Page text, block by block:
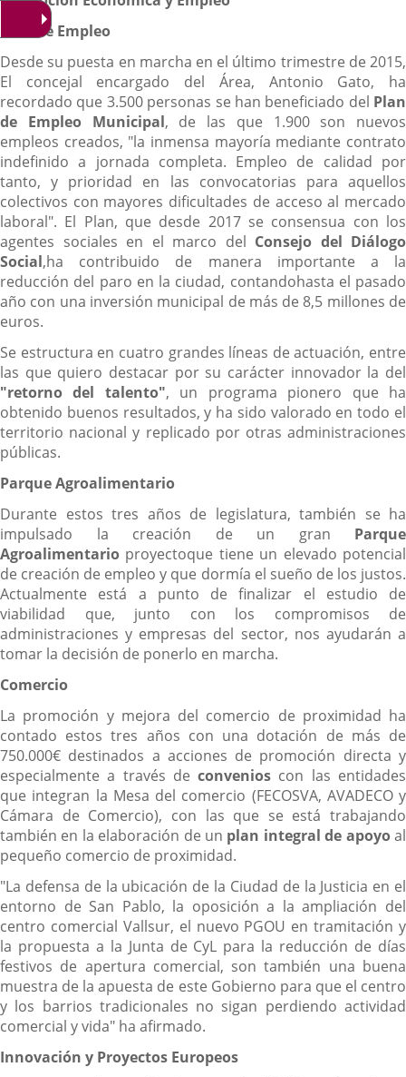
Plan de Empleo
Desde su puesta en marcha en el último trimestre de 2015,
El concejal encargado del Área, Antonio Gato, ha
recordado que 3.500 personas se han beneficiado del Plan
de Empleo Municipal, de las que 1.900 son nuevos
empleos creados, "la inmensa mayoría mediante contrato
indefinido a jornada completa. Empleo de calidad por
tanto, y prioridad en las convocatorias para aquellos
colectivos con mayores dificultades de acceso al mercado
laboral". El Plan, que desde 2017 se consensua con los
agentes sociales en el marco del Consejo del Diálogo
Social,ha contribuido de manera importante a la
reducción del paro en la ciudad, contandohasta el pasado
año con una inversión municipal de más de 8,5 millones de
euros.
Se estructura en cuatro grandes líneas de actuación, entre
las que quiero destacar por su carácter innovador la del
"retorno del talento", un programa pionero que ha
obtenido buenos resultados, y ha sido valorado en todo el
territorio nacional y replicado por otras administraciones
públicas.
Parque Agroalimentario
Durante estos tres años de legislatura, también se ha
impulsado la creación de un gran Parque
Agroalimentario proyectoque tiene un elevado potencial
de creación de empleo y que dormía el sueño de los justos.
Actualmente está a punto de finalizar el estudio de
viabilidad que, junto con los compromisos de
administraciones y empresas del sector, nos ayudarán a
tomar la decisión de ponerlo en marcha.
Comercio
La promoción y mejora del comercio de proximidad ha
contado estos tres años con una dotación de más de
750.000€ destinados a acciones de promoción directa y
especialmente a través deconvenios con las entidades
que integran la Mesa del comercio (FECOSVA, AVADECO y
Cámara de Comercio), con las que se está trabajando
también en la elaboración de un plan integral de apoyoal
pequeño comercio de proximidad.
"La defensa de la ubicación de la Ciudad de la Justicia en el
entorno de San Pablo, la oposición a la ampliación del
centro comercial Vallsur, el nuevo PGOU en tramitación y
la propuesta a la Junta de CyL para la reducción de días
festivos de apertura comercial, son también una buena
muestra de la apuesta de este Gobierno para que el centro
y los barrios tradicionales no sigan perdiendo actividad
comercial y vida" ha afirmado.
Innovación y Proyectos Europeos